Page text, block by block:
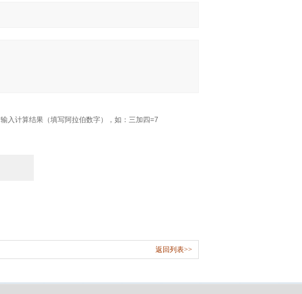
入计算结果（填写阿拉伯数字），如：三加四=7
返回列表>>